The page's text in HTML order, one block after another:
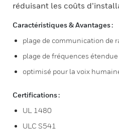
réduisant les coûts
Caractéristiques & Avantages :
plage de communication de
plage de fréquences étendue
optimisé pour la voix
Certifications :
UL 1480
ULC S541